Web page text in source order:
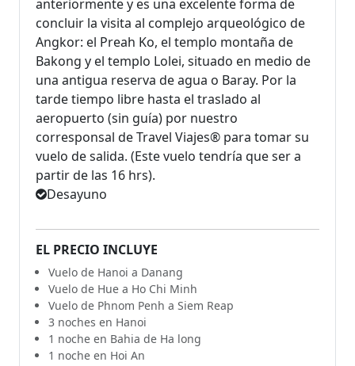
anteriormente y es una excelente forma de
concluir la visita al complejo arqueológico de
Angkor: el Preah Ko, el templo montaña de
Bakong y el templo Lolei, situado en medio de
una antigua reserva de agua o Baray. Por la
tarde tiempo libre hasta el traslado al
aeropuerto (sin guía) por nuestro
corresponsal de Travel Viajes® para tomar su
vuelo de salida. (Este vuelo tendría que ser a
partir de las 16 hrs).
Desayuno
EL PRECIO INCLUYE
Vuelo de Hanoi a Danang
Vuelo de Hue a Ho Chi Minh
Vuelo de Phnom Penh a Siem Reap
3 noches en Hanoi
1 noche en Bahia de Ha long
1 noche en Hoi An